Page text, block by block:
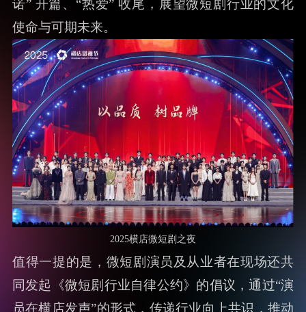
诺” 开篇、“热爱” 收尾，展望微短剧行业的文化
使命与可期未来。
2025横店微短剧之夜
值得一提的是，微短剧演员及从业者在现场还共
同发起《微短剧行业自律公约》的倡议，通过“演
员在横店发声”的形式，传递行业向上共识，推动